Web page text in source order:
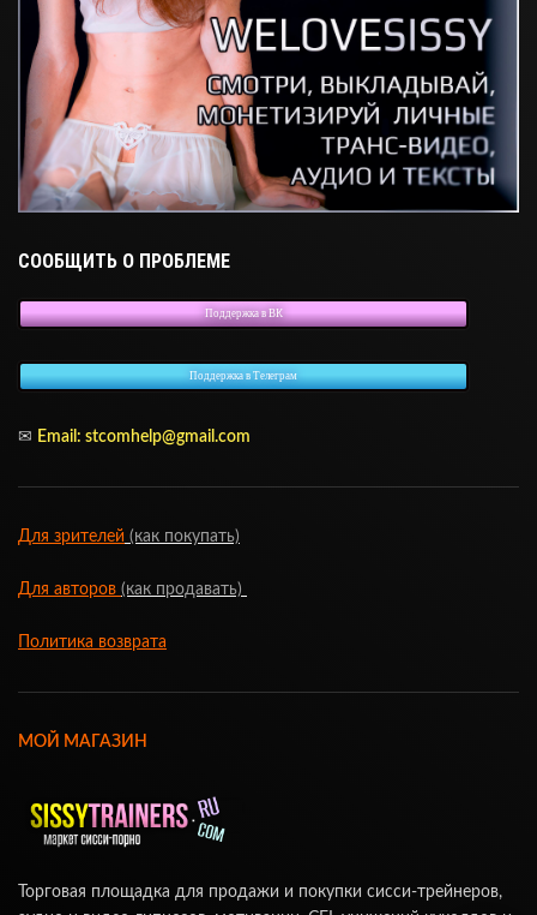
СООБЩИТЬ О ПРОБЛЕМЕ
Поддержка в ВК
Поддержка в Телеграм
✉ Email: stcomhelp@gmail.com
Для зрителей (как покупать)
Для авторов (как продавать)
Политика возврата
МОЙ МАГАЗИН
Торговая площадка для продажи и покупки сисси-трейнеров,